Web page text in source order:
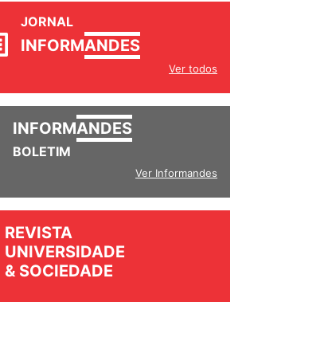
JORNAL
INFORMANDES
Ver todos
INFORMANDES
BOLETIM
Ver Informandes
REVISTA
UNIVERSIDADE
& SOCIEDADE